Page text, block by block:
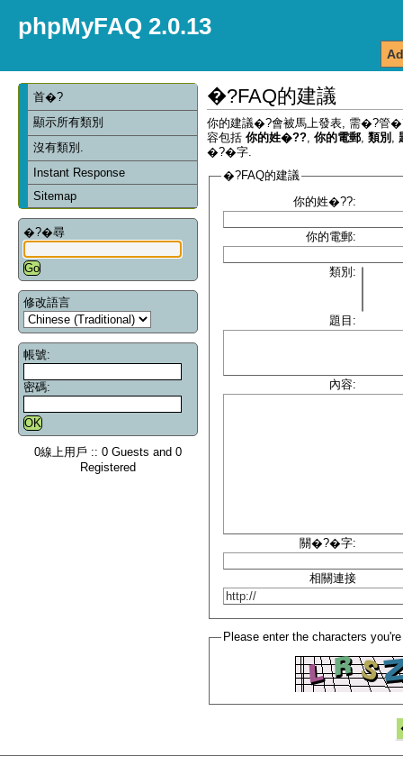
phpMyFAQ 2.0.13
首�?
顯示所有類別
沒有類別.
Instant Response
Sitemap
�?�尋
修改語言
帳號:
密碼:
0線上用戶 :: 0 Guests and 0
Registered
�?FAQ的建議
你的建議�?會被馬上發表, 需�?管
容包括 你的姓�?? 你的電郵 類別
�?�字.
�?FAQ的建議
你的姓�??:
你的電郵:
類別:
題目:
內容:
關�?�字:
相關連接
Please enter the characters